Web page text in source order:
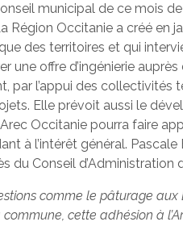
municipal de ce mois
Région Occitanie a créé en
des territoires et qui
une offre d’ingénierie
par l’appui des collectivités
Elle prévoit aussi le
Occitanie pourra faire
à l’intérêt général. Pascale
du Conseil d’Administration
comme le pâturage
cette adhésion à